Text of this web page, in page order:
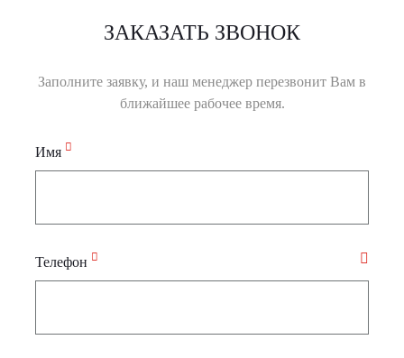
ЗАКАЗАТЬ ЗВОНОК
Заполните заявку, и наш менеджер перезвонит Вам в
ближайшее рабочее время.
Имя
Телефон